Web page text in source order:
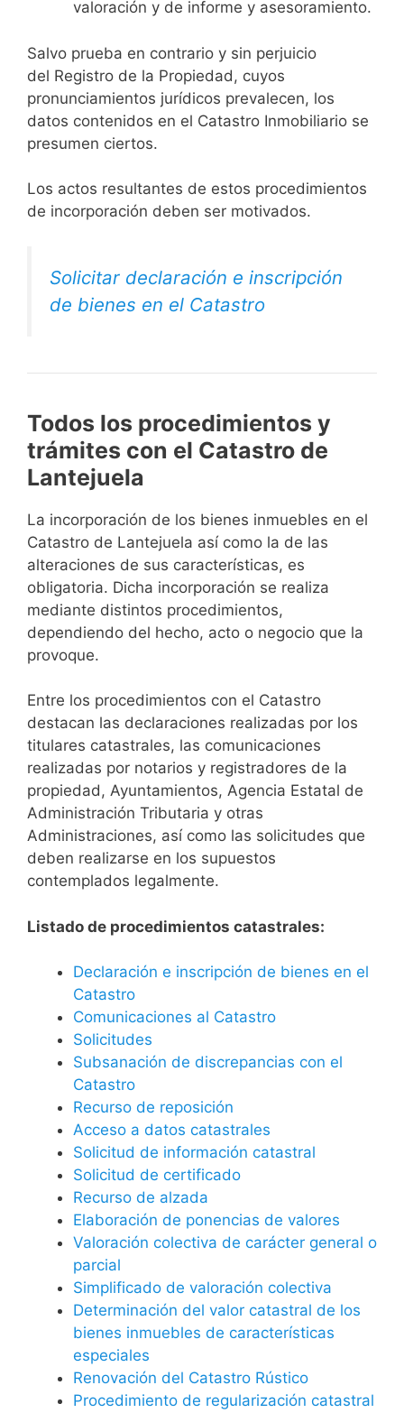
valoración y de informe y asesoramiento.
Salvo prueba en contrario y sin perjuicio
del Registro de la Propiedad, cuyos
pronunciamientos jurídicos prevalecen, los
datos contenidos en el Catastro Inmobiliario se
presumen ciertos.
Los actos resultantes de estos procedimientos
de incorporación deben ser motivados.
Solicitar declaración e inscripción
de bienes en el Catastro
Todos los procedimientos y
trámites con el Catastro de
Lantejuela
La incorporación de los bienes inmuebles en el
Catastro de Lantejuela así como la de las
alteraciones de sus características, es
obligatoria. Dicha incorporación se realiza
mediante distintos procedimientos,
dependiendo del hecho, acto o negocio que la
provoque.
Entre los procedimientos con el Catastro
destacan las declaraciones realizadas por los
titulares catastrales, las comunicaciones
realizadas por notarios y registradores de la
propiedad, Ayuntamientos, Agencia Estatal de
Administración Tributaria y otras
Administraciones, así como las solicitudes que
deben realizarse en los supuestos
contemplados legalmente.
Listado de procedimientos catastrales:
Declaración e inscripción de bienes en el
Catastro
Comunicaciones al Catastro
Solicitudes
Subsanación de discrepancias con el
Catastro
Recurso de reposición
Acceso a datos catastrales
Solicitud de información catastral
Solicitud de certificado
Recurso de alzada
Elaboración de ponencias de valores
Valoración colectiva de carácter general o
parcial
Simplificado de valoración colectiva
Determinación del valor catastral de los
bienes inmuebles de características
especiales
Renovación del Catastro Rústico
Procedimiento de regularización catastral